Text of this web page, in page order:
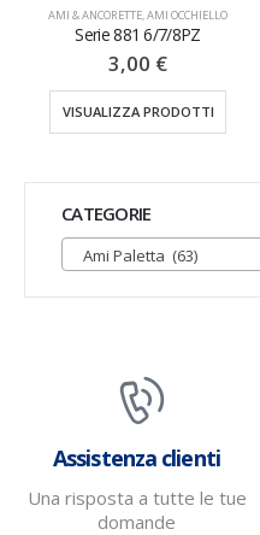
AMI & ANCORETTE,AMI OCCHIELLO
Serie 881 6/7/8PZ
3,00 €
VISUALIZZA PRODOTTI
CATEGORIE
Ami Paletta (63)
Assistenza clienti
Una risposta a tutte le tue
domande